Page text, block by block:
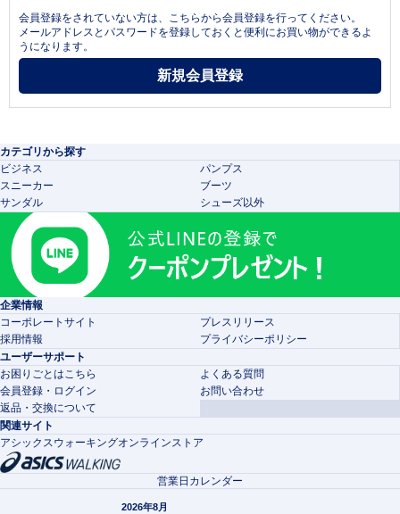
会員登録をされていない方は、こちらから会員登録を行ってください。
メールアドレスとパスワードを登録しておくと便利にお買い物ができるよ
うになります。
カテゴリから探す
ビジネス
パンプス
スニーカー
ブーツ
サンダル
シューズ以外
企業情報
コーポレートサイト
プレスリリース
採用情報
プライバシーポリシー
ユーザーサポート
お困りごとはこちら
よくある質問
会員登録・ログイン
お問い合わせ
返品・交換について
関連サイト
アシックスウォーキングオンラインストア
営業日カレンダー
2026年8月